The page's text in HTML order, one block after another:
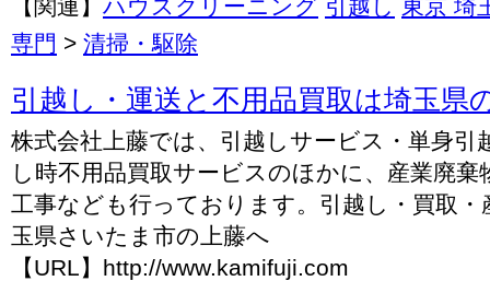
【関連】 ハウスクリーニング 引越し 東京 埼
専門 > 清掃・駆除
引越し・運送と不用品買取は埼玉県
株式会社上藤では、引越しサービス・単身引
し時不用品買取サービスのほかに、産業廃棄
工事なども行っております。引越し・買取・
玉県さいたま市の上藤へ
【URL】http://www.kamifuji.com